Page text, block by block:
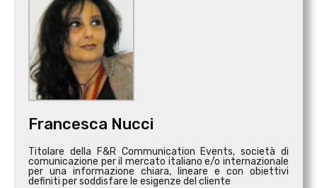
Francesca Nucci
Titolare della F&R Communication Events, società di
comunicazione per il mercato italiano e/o internazionale
per una informazione chiara, lineare e con obiettivi
definiti per soddisfare le esigenze del cliente